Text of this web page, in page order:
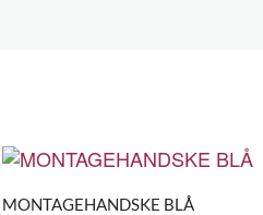
MONTAGEHANDSKE BLÅ